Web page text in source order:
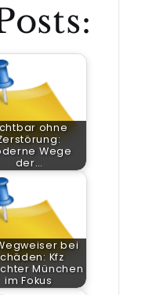
ohne
Wege
der…
bei
Kfz
München
im Fokus